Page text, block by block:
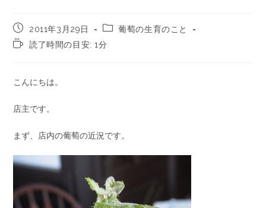
2011年3月29日
葡萄の生育のこと
読了時間の目安: 1分
こんにちは。
店主です。
まず、店内の葡萄の近況です。